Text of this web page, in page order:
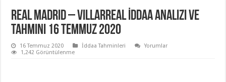
Real Madrid – Villarreal İddaa Analizi ve
Tahmini 16 Temmuz 2020
16 Temmuz 2020 İddaa Tahminleri
Yorumlar
1,242 Görüntülenme